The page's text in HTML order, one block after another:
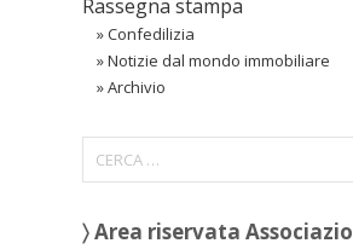
Rassegna stampa
»Confedilizia
»Notizie dal mondo immobiliare
»Archivio
〉 Area riservata